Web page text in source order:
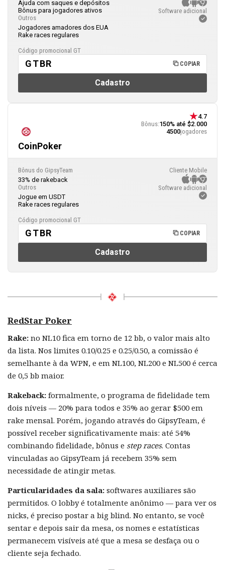
Ajuda com saques e depósitos
Bônus para jogadores ativos
Outros
Jogadores amadores dos EUA
Rake races regulares
Software adicional
Código promocional GT
GTBR COPIAR
Cadastro
CoinPoker
4.7
Bônus:150% até $2.000
4500jogadores
Bônus do GipsyTeam
33% de rakeback
Outros
Jogue em USDT
Rake races regulares
Cliente Mobile
Software adicional
Código promocional GT
GTBR COPIAR
Cadastro
RedStar Poker
Rake: no NL10 fica em torno de 12 bb, o valor mais alto
da lista. Nos limites 0.10/0.25 e 0.25/0.50, a comissão é
semelhante à da WPN, e em NL100, NL200 e NL500 é cerca
de 0,5 bb maior.
Rakeback: formalmente, o programa de fidelidade tem
dois níveis — 20% para todos e 35% ao gerar $500 em
rake mensal. Porém, jogando através do GipsyTeam, é
possível receber significativamente mais: até 54%
combinando fidelidade, bônus e step races. Contas
vinculadas ao GipsyTeam já recebem 35% sem
necessidade de atingir metas.
Particularidades da sala: softwares auxiliares são
permitidos. O lobby é totalmente anônimo — para ver os
nicks, é preciso postar a big blind. No entanto, se você
sentar e depois sair da mesa, os nomes e estatísticas
permanecem visíveis até que a mesa se desfaça ou o
cliente seja fechado.